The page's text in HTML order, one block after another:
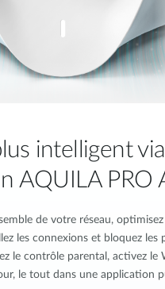
intelligent via
AQUILA PRO
de votre réseau, optimisez
les connexions et bloquez les
le contrôle parental, activez le
le tout dans une application